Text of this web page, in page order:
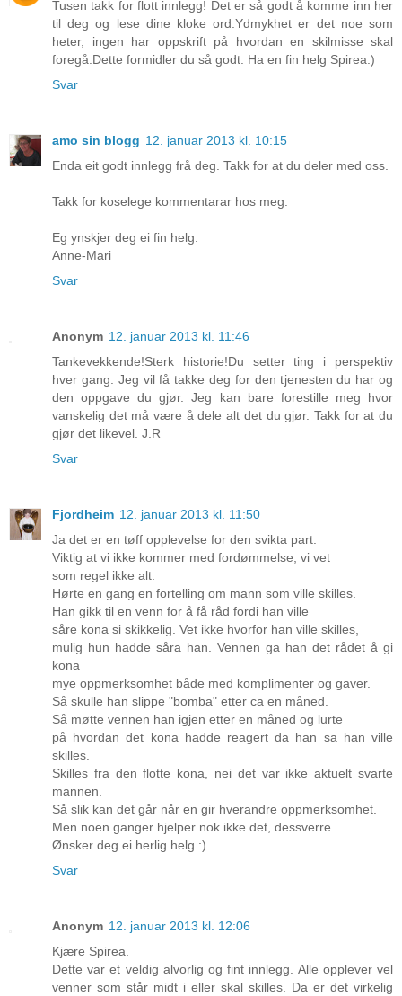
Tusen takk for flott innlegg! Det er så godt å komme inn her
til deg og lese dine kloke ord.Ydmykhet er det noe som
heter, ingen har oppskrift på hvordan en skilmisse skal
foregå.Dette formidler du så godt. Ha en fin helg Spirea:)
Svar
amo sin blogg 12. januar 2013 kl. 10:15
Enda eit godt innlegg frå deg. Takk for at du deler med oss.
Takk for koselege kommentarar hos meg.
Eg ynskjer deg ei fin helg.
Anne-Mari
Svar
Anonym 12. januar 2013 kl. 11:46
Tankevekkende!Sterk historie!Du setter ting i perspektiv
hver gang. Jeg vil få takke deg for den tjenesten du har og
den oppgave du gjør. Jeg kan bare forestille meg hvor
vanskelig det må være å dele alt det du gjør. Takk for at du
gjør det likevel. J.R
Svar
Fjordheim 12. januar 2013 kl. 11:50
Ja det er en tøff opplevelse for den svikta part.
Viktig at vi ikke kommer med fordømmelse, vi vet
som regel ikke alt.
Hørte en gang en fortelling om mann som ville skilles.
Han gikk til en venn for å få råd fordi han ville
såre kona si skikkelig. Vet ikke hvorfor han ville skilles,
mulig hun hadde såra han. Vennen ga han det rådet å gi
kona
mye oppmerksomhet både med komplimenter og gaver.
Så skulle han slippe "bomba" etter ca en måned.
Så møtte vennen han igjen etter en måned og lurte
på hvordan det kona hadde reagert da han sa han ville
skilles.
Skilles fra den flotte kona, nei det var ikke aktuelt svarte
mannen.
Så slik kan det går når en gir hverandre oppmerksomhet.
Men noen ganger hjelper nok ikke det, dessverre.
Ønsker deg ei herlig helg :)
Svar
Anonym 12. januar 2013 kl. 12:06
Kjære Spirea.
Dette var et veldig alvorlig og fint innlegg. Alle opplever vel
venner som står midt i eller skal skilles. Da er det virkelig